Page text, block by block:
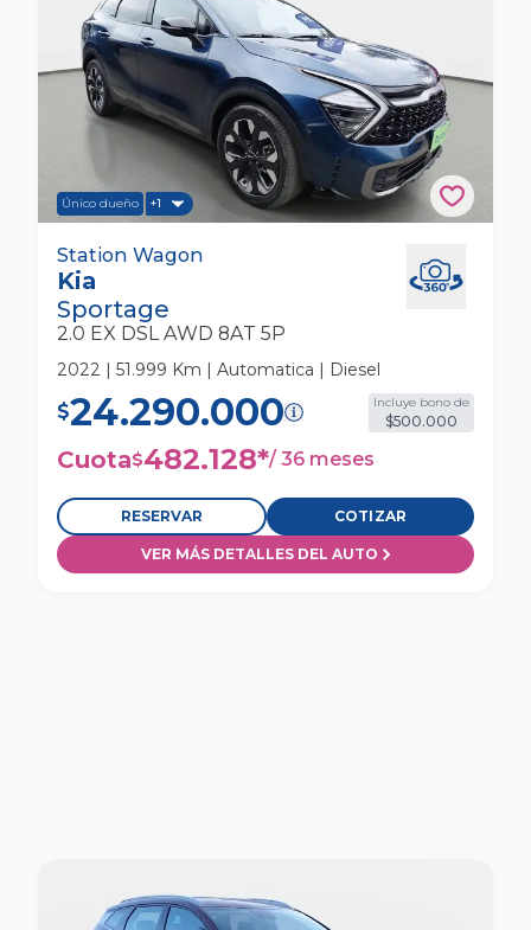
Único dueño +1
Kia Sportage 2.0 Ex Dsl Awd 8at 5p Station
Wagon
Station Wagon
Kia
Sportage
2.0 EX DSL AWD 8AT 5P
2022 | 51.999 Km | Automatica | Diesel
$24.290.000 Incluye bono de
$500.000
Cuota$482.128*/ 36 meses
RESERVAR COTIZAR
VER MÁS DETALLES DEL AUTO